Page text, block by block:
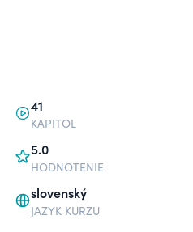
41
KAPITOL
5.0
HODNOTENIE
slovenský
JAZYK KURZU